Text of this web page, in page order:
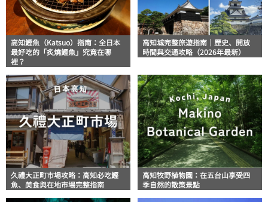
高知鰹魚（Katsuo）指南：全日本
最好吃的「炙燒鰹魚」究竟在哪
裡？
高知城完整旅遊指南｜歷史、開放
時間與交通攻略（2026年最新）
久禮大正町市場攻略：高知必吃鰹
魚、美食與在地市場完整指南
高知牧野植物園：在五台山享受四
季自然的散策景點